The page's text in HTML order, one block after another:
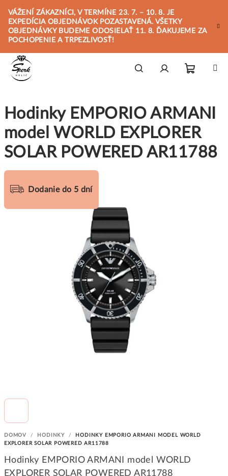
obsah
VÁŽENÍ ZÁKAZNÍCI, V TERMÍNE 23. 7. – 10. 8. JE
EXPEDÍCIA OBJEDNÁVOK POZASTAVENÁ. VŠETKY
OBJEDNÁVKY BUDEME ODOSIELAŤ 11. 8. ĎAKUJEME ZA
POCHOPENIE A TRPEZLIVOSŤ!
košík
DOMOV / HODINKY /
HODINKY EMPORIO ARMANI MODEL WORLD
EXPLORER SOLAR POWERED AR11788
Hodinky EMPORIO ARMANI model WORLD
EXPLORER SOLAR POWERED AR11788
Hodinky EMPORIO ARMANI
model WORLD EXPLORER
SOLAR POWERED AR11788
Dodanie do 5 dní